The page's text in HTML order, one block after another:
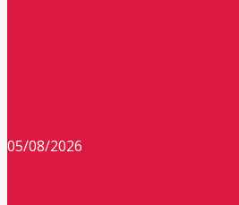
05/08/2026